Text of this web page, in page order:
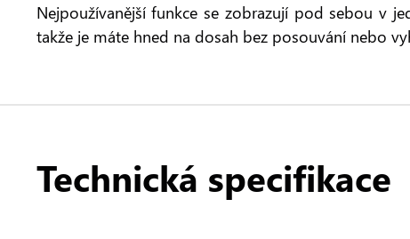
Nejpoužívanější funkce se zobrazují pod sebou v
takže je máte hned na dosah bez posouvání nebo
Technická specifikace